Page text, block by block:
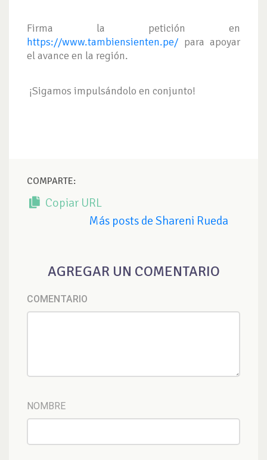
Firma la petición en
https://www.tambiensienten.pe/ para apoyar
el avance en la región.
¡Sigamos impulsándolo en conjunto!
COMPARTE:
Copiar URL
Más posts de Shareni Rueda
AGREGAR UN COMENTARIO
COMENTARIO
NOMBRE